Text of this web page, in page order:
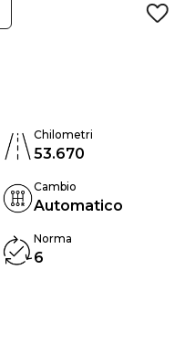
Chilometri
53.670
Cambio
Automatico
Norma
6